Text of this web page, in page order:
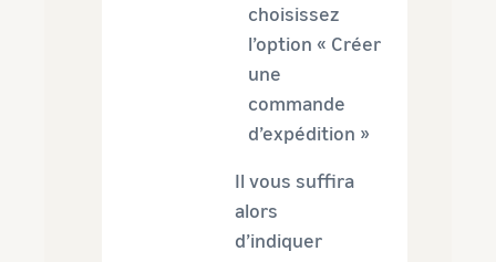
choisissez
l’option « Créer
une
commande
d’expédition »
Il vous suffira
alors
d’indiquer